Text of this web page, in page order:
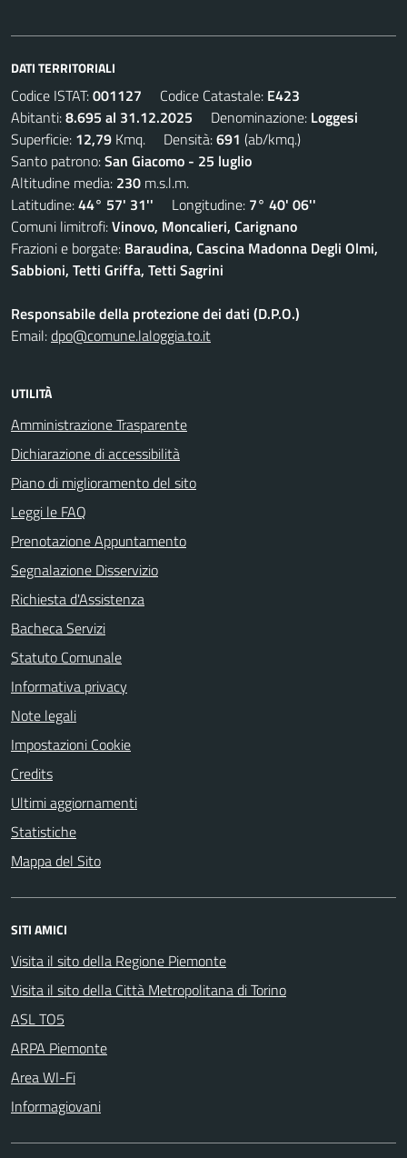
DATI TERRITORIALI
Codice ISTAT:001127 Codice Catastale: E423
Abitanti:8.695 al 31.12.2025 Denominazione: Loggesi
Superficie: 12,79 Kmq. Densità:691 (ab/kmq.)
Santo patrono:San Giacomo - 25 luglio
Altitudine media: 230 m.s.l.m.
Latitudine:44° 57' 31'' Longitudine: 7° 40' 06''
Comuni limitrofi:Vinovo, Moncalieri, Carignano
Frazioni e borgate: Baraudina, Cascina Madonna Degli Olmi,
Sabbioni, Tetti Griffa, Tetti Sagrini
Responsabile della protezione dei dati (D.P.O.)
Email:dpo@comune.laloggia.to.it
UTILITÀ
Amministrazione Trasparente
Dichiarazione di accessibilità
Piano di miglioramento del sito
Leggi le FAQ
Prenotazione Appuntamento
Segnalazione Disservizio
Richiesta d'Assistenza
Bacheca Servizi
Statuto Comunale
Informativa privacy
Note legali
Impostazioni Cookie
Credits
Ultimi aggiornamenti
Statistiche
Mappa del Sito
SITI AMICI
Visita il sito della Regione Piemonte
Visita il sito della Città Metropolitana di Torino
ASL TO5
ARPA Piemonte
Area WI-Fi
Informagiovani